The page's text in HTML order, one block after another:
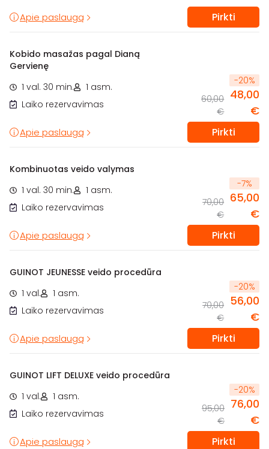
Apie paslaugą Pirkti
Kobido masažas pagal Dianą
Gervienę
1 val. 30 min.
1 asm.
Laiko rezervavimas
-20%
60,00
€
48,00
€
Apie paslaugą Pirkti
Kombinuotas veido valymas
1 val. 30 min.
1 asm.
Laiko rezervavimas
-7%
70,00
€
65,00
€
Apie paslaugą Pirkti
GUINOT JEUNESSE veido procedūra
1 val.
1 asm.
Laiko rezervavimas
-20%
70,00
€
56,00
€
Apie paslaugą Pirkti
GUINOT LIFT DELUXE veido procedūra
1 val.
1 asm.
Laiko rezervavimas
-20%
95,00
€
76,00
€
Apie paslaugą Pirkti